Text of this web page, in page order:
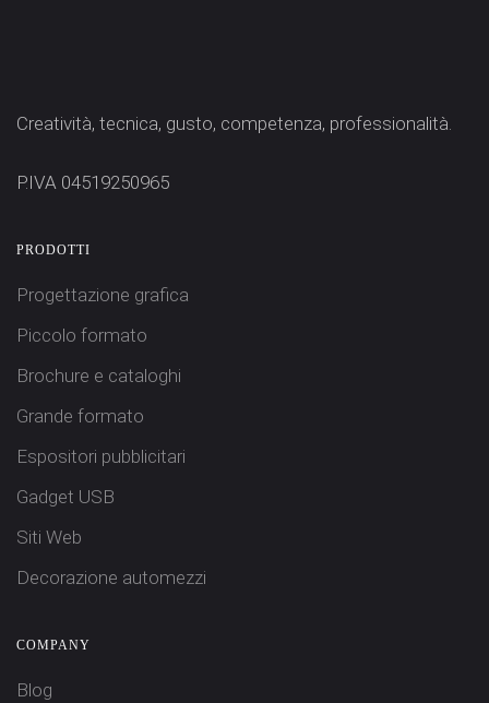
Creatività, tecnica, gusto, competenza, professionalità.
P.IVA 04519250965
PRODOTTI
Progettazione grafica
Piccolo formato
Brochure e cataloghi
Grande formato
Espositori pubblicitari
Gadget USB
Siti Web
Decorazione automezzi
COMPANY
Blog